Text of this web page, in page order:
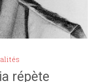
répète